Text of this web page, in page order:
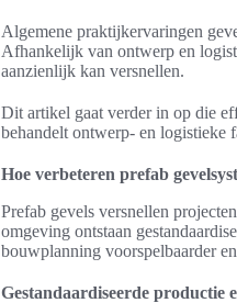
Algemene praktijkervaringen
Afhankelijk van ontwerp en
aanzienlijk kan versnellen.
Dit artikel gaat verder in op die
behandelt ontwerp- en logistieke
Hoe verbeteren prefab
Prefab gevels versnellen
omgeving ontstaan
bouwplanning voorspelbaarder
Gestandaardiseerde productie